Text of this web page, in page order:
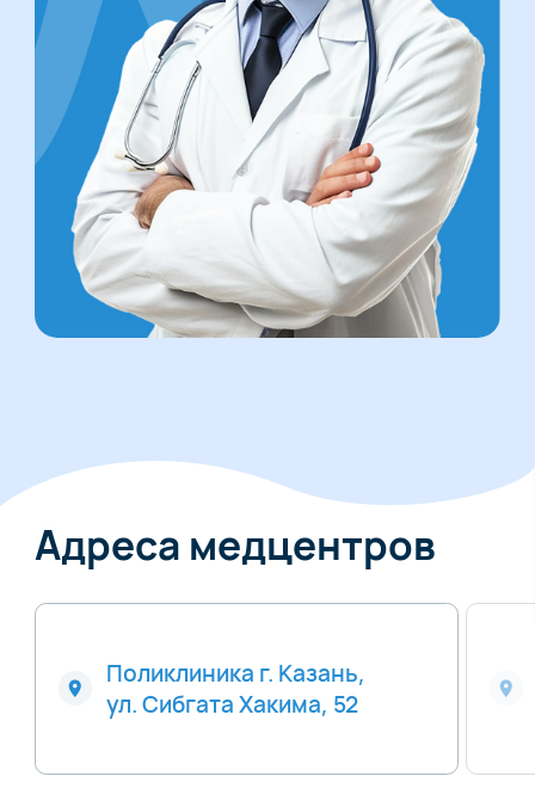
Адреса медцентров
Поликлиника г. Казань,
ул. Сибгата Хакима, 52